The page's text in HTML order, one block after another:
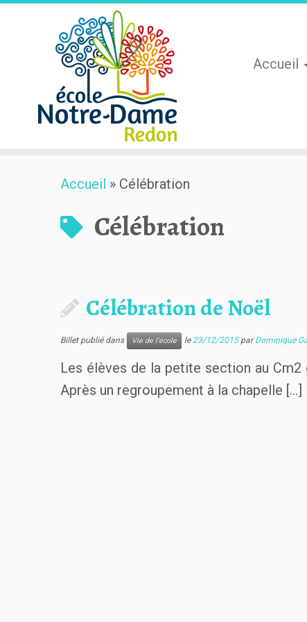
Accueil
Accueil » Célébration
Célébration
Célébration de Noël
Billet publié dans Vie de l'école le23/12/2015 parDominique
Les élèves de la petite section au
Après un regroupement à la chapelle […]